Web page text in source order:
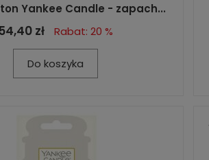
Yankee Candle - zapach...
54,40 zł Rabat: 20 %
Do koszyka